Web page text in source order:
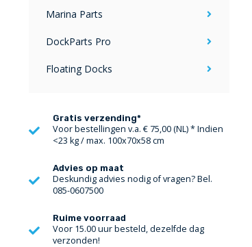
Marina Parts
DockParts Pro
Floating Docks
Gratis verzending*
Voor bestellingen v.a. € 75,00 (NL) * Indien
<23 kg / max. 100x70x58 cm
Advies op maat
Deskundig advies nodig of vragen? Bel.
085-0607500
Ruime voorraad
Voor 15.00 uur besteld, dezelfde dag
verzonden!